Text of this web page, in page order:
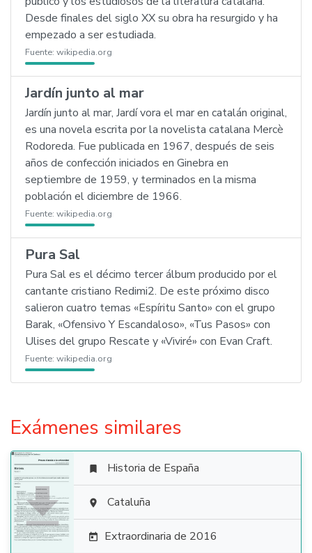
Desde finales del siglo XX su obra ha resurgido y ha
empezado a ser estudiada.
Fuente: wikipedia.org
Jardín junto al mar
Jardín junto al mar, Jardí vora el mar en catalán original,
es una novela escrita por la novelista catalana Mercè
Rodoreda. Fue publicada en 1967, después de seis
años de confección iniciados en Ginebra en
septiembre de 1959, y terminados en la misma
población el diciembre de 1966.
Fuente: wikipedia.org
Pura Sal
Pura Sal es el décimo tercer álbum producido por el
cantante cristiano Redimi2. De este próximo disco
salieron cuatro temas «Espíritu Santo» con el grupo
Barak, «Ofensivo Y Escandaloso», «Tus Pasos» con
Ulises del grupo Rescate y «Viviré» con Evan Craft.
Fuente: wikipedia.org
Exámenes similares

 Historia de España
 Cataluña
 Extraordinaria de 2016